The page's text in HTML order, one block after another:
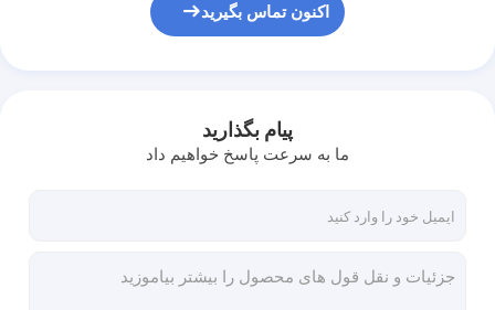
اکنون تماس بگیرید
پیام بگذارید
ما به سرعت پاسخ خواهیم داد